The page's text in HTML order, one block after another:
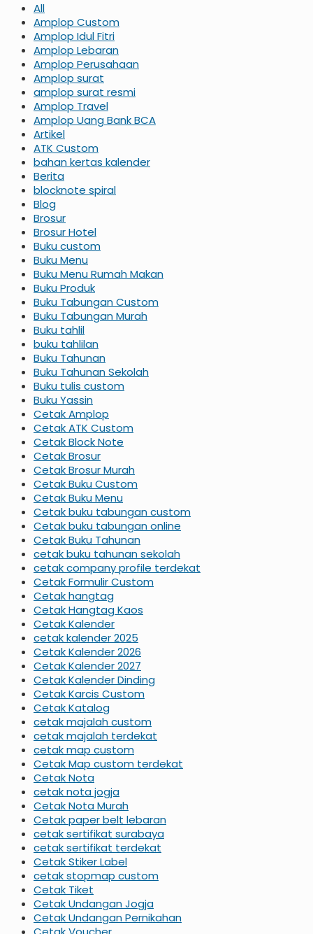
All
Amplop Custom
Amplop Idul Fitri
Amplop Lebaran
Amplop Perusahaan
Amplop surat
amplop surat resmi
Amplop Travel
Amplop Uang Bank BCA
Artikel
ATK Custom
bahan kertas kalender
Berita
blocknote spiral
Blog
Brosur
Brosur Hotel
Buku custom
Buku Menu
Buku Menu Rumah Makan
Buku Produk
Buku Tabungan Custom
Buku Tabungan Murah
Buku tahlil
buku tahlilan
Buku Tahunan
Buku Tahunan Sekolah
Buku tulis custom
Buku Yassin
Cetak Amplop
Cetak ATK Custom
Cetak Block Note
Cetak Brosur
Cetak Brosur Murah
Cetak Buku Custom
Cetak Buku Menu
Cetak buku tabungan custom
Cetak buku tabungan online
Cetak Buku Tahunan
cetak buku tahunan sekolah
cetak company profile terdekat
Cetak Formulir Custom
Cetak hangtag
Cetak Hangtag Kaos
Cetak Kalender
cetak kalender 2025
Cetak Kalender 2026
Cetak Kalender 2027
Cetak Kalender Dinding
Cetak Karcis Custom
Cetak Katalog
cetak majalah custom
cetak majalah terdekat
cetak map custom
Cetak Map custom terdekat
Cetak Nota
cetak nota jogja
Cetak Nota Murah
Cetak paper belt lebaran
cetak sertifikat surabaya
cetak sertifikat terdekat
Cetak Stiker Label
cetak stopmap custom
Cetak Tiket
Cetak Undangan Jogja
Cetak Undangan Pernikahan